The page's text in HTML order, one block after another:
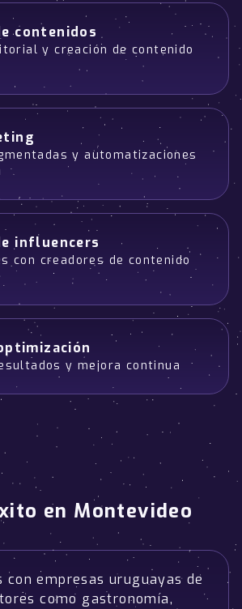
contenidos
y creación de contenido
y automatizaciones
influencers
con creadores de contenido
y mejora continua
en Montevideo
con empresas uruguayas de
como gastronomía,